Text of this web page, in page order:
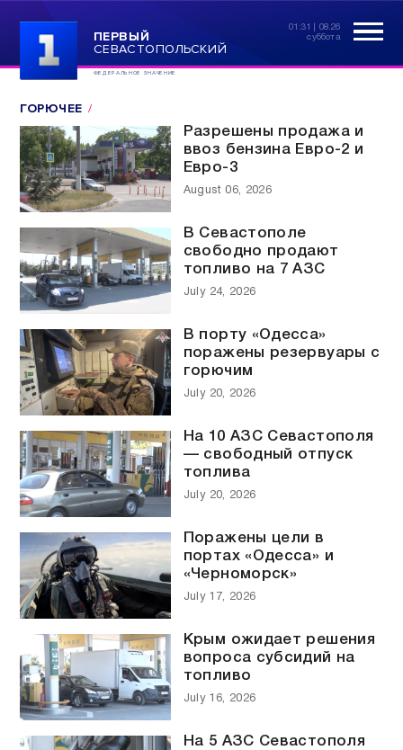
ПЕРВЫЙ
СЕВАСТОПОЛЬСКИЙ
ФЕДЕРАЛЬНОЕ ЗНАЧЕНИЕ
01:31 | 08.26
суббота
ГОРЮЧЕЕ
Разрешены продажа и
ввоз бензина Евро-2 и
Евро-3
August 06, 2026
В Севастополе
свободно продают
топливо на 7 АЗС
July 24, 2026
В порту «Одесса»
поражены резервуары с
горючим
July 20, 2026
На 10 АЗС Севастополя
— свободный отпуск
топлива
July 20, 2026
Поражены цели в
портах «Одесса» и
«Черноморск»
July 17, 2026
Крым ожидает решения
вопроса субсидий на
топливо
July 16, 2026
На 5 АЗС Севастополя